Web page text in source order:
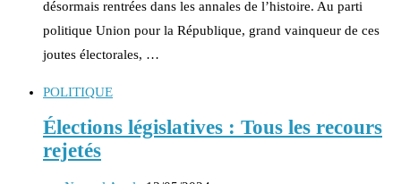
désormais rentrées dans les annales de l’histoire. Au parti
politique Union pour la République, grand vainqueur de ces
joutes électorales, …
POLITIQUE
Élections législatives : Tous les recours
rejetés